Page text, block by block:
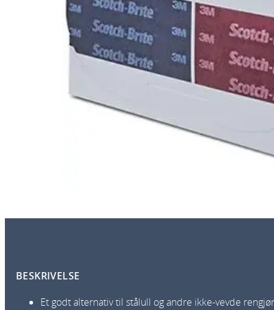
BESKRIVELSE
Et godt alternativ til stålull og andre ikke-vevde